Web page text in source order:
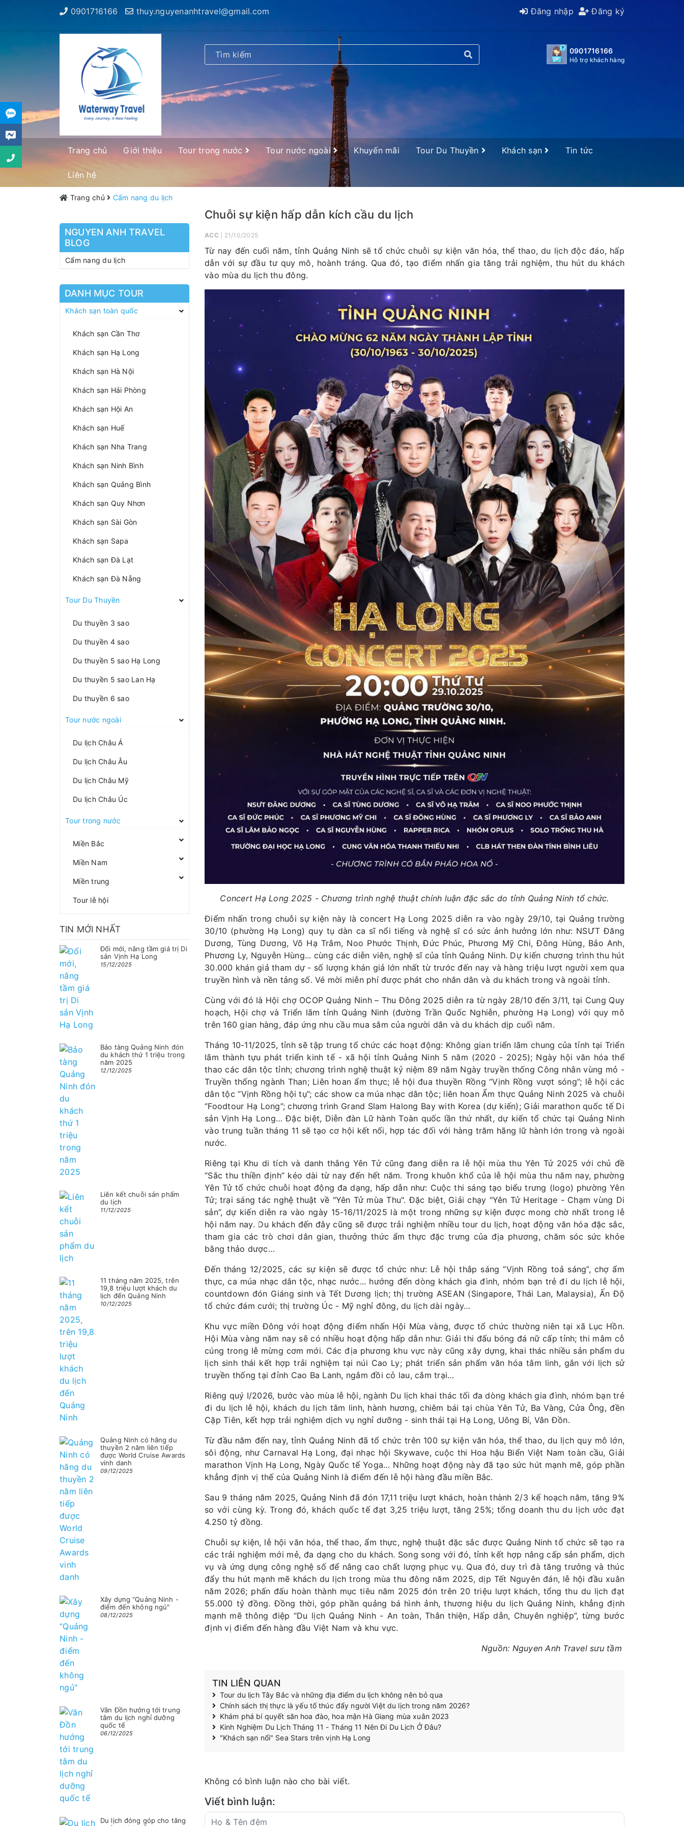
0901716166 thuy.nguyenanhtravel@gmail.com Đăng nhập Đăng ký
0901716166
Hỗ trợ khách hàng
Trang chủ Giới thiệu Tour trong nước Tour nước ngoài Khuyến mãi Tour Du Thuyền Khách sạn Tin tức
Liên hệ
Trang chủ Cẩm nang du lịch
NGUYEN ANH TRAVEL
BLOG
Cẩm nang du lịch
DANH MỤC TOUR
Khách sạn toàn quốc
Khách sạn Cần Thơ
Khách sạn Hạ Long
Khách sạn Hà Nội
Khách sạn Hải Phòng
Khách sạn Hội An
Khách sạn Huế
Khách sạn Nha Trang
Khách sạn Ninh Bình
Khách sạn Quảng Bình
Khách sạn Quy Nhơn
Khách sạn Sài Gòn
Khách sạn Sapa
Khách sạn Đà Lạt
Khách sạn Đà Nẵng
Tour Du Thuyền
Du thuyền 3 sao
Du thuyền 4 sao
Du thuyền 5 sao Hạ Long
Du thuyền 5 sao Lan Hạ
Du thuyền 6 sao
Tour nước ngoài
Du lịch Châu Á
Du lịch Châu Âu
Du lịch Châu Mỹ
Du lịch Châu Úc
Tour trong nước
Miền Bắc
Miền Nam
Miền trung
Tour lễ hội
TIN MỚI NHẤT
Đổi mới, nâng tầm giá trị Di
sản Vịnh Hạ Long
15/12/2025
Bảo tàng Quảng Ninh đón
du khách thứ 1 triệu trong
năm 2025
12/12/2025
Liên kết chuỗi sản phẩm
du lịch
11/12/2025
11 tháng năm 2025, trên
19,8 triệu lượt khách du
lịch đến Quảng Ninh
10/12/2025
Quảng Ninh có hãng du
thuyền 2 năm liên tiếp
được World Cruise Awards
vinh danh
09/12/2025
Xây dựng “Quảng Ninh -
điểm đến không ngủ"
08/12/2025
Vân Đồn hướng tới trung
tâm du lịch nghỉ dưỡng
quốc tế
06/12/2025
Du lịch đóng góp cho tăng
Chuỗi sự kiện hấp dẫn kích cầu du lịch
ACC | 21/10/2025
Từ nay đến cuối năm, tỉnh Quảng Ninh sẽ tổ chức chuỗi sự kiện văn hóa, thể thao, du lịch độc đáo, hấp
dẫn với sự đầu tư quy mô, hoành tráng. Qua đó, tạo điểm nhấn gia tăng trải nghiệm, thu hút du khách
vào mùa du lịch thu đông.
Concert Hạ Long 2025 - Chương trình nghệ thuật chính luận đặc sắc do tỉnh Quảng Ninh tổ chức.
Điểm nhấn trong chuỗi sự kiện này là concert Hạ Long 2025 diễn ra vào ngày 29/10, tại Quảng trường
30/10 (phường Hạ Long) quy tụ dàn ca sĩ nổi tiếng và nghệ sĩ có sức ảnh hưởng lớn như: NSƯT Đăng
Dương, Tùng Dương, Võ Hạ Trâm, Noo Phước Thịnh, Đức Phúc, Phương Mỹ Chi, Đông Hùng, Bảo Anh,
Phương Ly, Nguyễn Hùng... cùng các diễn viên, nghệ sĩ của tỉnh Quảng Ninh. Dự kiến chương trình thu hút
30.000 khán giả tham dự - số lượng khán giả lớn nhất từ trước đến nay và hàng triệu lượt người xem qua
truyền hình và nền tảng số. Vé mời miễn phí được phát cho nhân dân và du khách trong và ngoài tỉnh.
Cùng với đó là Hội chợ OCOP Quảng Ninh – Thu Đông 2025 diễn ra từ ngày 28/10 đến 3/11, tại Cung Quy
hoạch, Hội chợ và Triển lãm tỉnh Quảng Ninh (đường Trần Quốc Nghiễn, phường Hạ Long) với quy mô
trên 160 gian hàng, đáp ứng nhu cầu mua sắm của người dân và du khách dịp cuối năm.
Tháng 10-11/2025, tỉnh sẽ tập trung tổ chức các hoạt động: Không gian triển lãm chung của tỉnh tại Triển
lãm thành tựu phát triển kinh tế - xã hội tỉnh Quảng Ninh 5 năm (2020 - 2025); Ngày hội văn hóa thể
thao các dân tộc tỉnh; chương trình nghệ thuật kỷ niệm 89 năm Ngày truyền thống Công nhân vùng mỏ -
Truyền thống ngành Than; Liên hoan ẩm thực; lễ hội đua thuyền Rồng “Vịnh Rồng vượt sóng”; lễ hội các
dân tộc “Vịnh Rồng hội tụ”; các show ca múa nhạc dân tộc; liên hoan Ẩm thực Quảng Ninh 2025 và chuỗi
“Foodtour Hạ Long”; chương trình Grand Slam Halong Bay with Korea (dự kiến); Giải marathon quốc tế Di
sản Vịnh Hạ Long… Đặc biệt, Diễn đàn Lữ hành Toàn quốc lần thứ nhất, dự kiến tổ chức tại Quảng Ninh
vào trung tuần tháng 11 sẽ tạo cơ hội kết nối, hợp tác đối với hàng trăm hãng lữ hành lớn trong và ngoài
nước.
Riêng tại Khu di tích và danh thắng Yên Tử cũng đang diễn ra lễ hội mùa thu Yên Tử 2025 với chủ đề
“Sắc thu thiền định” kéo dài từ nay đến hết năm. Trong khuôn khổ của lễ hội mùa thu năm nay, phường
Yên Tử tổ chức chuỗi hoạt động đa dạng, hấp dẫn như: Cuộc thi sáng tạo biểu trưng (logo) phường Yên
Tử; trại sáng tác nghệ thuật về "Yên Tử mùa Thu". Đặc biệt, Giải chạy "Yên Tử Heritage - Chạm vùng Di
sản”, dự kiến diễn ra vào ngày 15-16/11/2025 là một trong những sự kiện được mong chờ nhất trong lễ
hội năm nay. Du khách đến đây cũng sẽ được trải nghiệm nhiều tour du lịch, hoạt động văn hóa đặc sắc,
tham gia các trò chơi dân gian, thưởng thức ẩm thực đặc trưng của địa phương, chăm sóc sức khỏe
bằng thảo dược…
Đến tháng 12/2025, các sự kiện sẽ được tổ chức như: Lễ hội thắp sáng “Vịnh Rồng toả sáng”, chợ ẩm
thực, ca múa nhạc dân tộc, nhạc nước... hướng đến dòng khách gia đình, nhóm bạn trẻ đi du lịch lễ hội,
countdown đón Giáng sinh và Tết Dương lịch; thị trường ASEAN (Singapore, Thái Lan, Malaysia), Ấn Độ
tổ chức đám cưới; thị trường Úc - Mỹ nghỉ đông, du lịch dài ngày…
Khu vực miền Đông với hoạt động điểm nhấn Hội Mùa vàng, được tổ chức thường niên tại xã Lục Hồn.
Hội Mùa vàng năm nay sẽ có nhiều hoạt động hấp dẫn như: Giải thi đấu bóng đá nữ cấp tỉnh; thi mâm cỗ
cúng trong lễ mừng cơm mới. Các địa phương khu vực này cũng xây dựng, khai thác nhiều sản phẩm du
lịch sinh thái kết hợp trải nghiệm tại núi Cao Ly; phát triển sản phẩm văn hóa tâm linh, gắn với lịch sử
truyền thống tại đỉnh Cao Ba Lanh, ngắm đồi cỏ lau, cắm trại…
Riêng quý I/2026, bước vào mùa lễ hội, ngành Du lịch khai thác tối đa dòng khách gia đình, nhóm bạn trẻ
đi du lịch lễ hội, khách du lịch tâm linh, hành hương, chiêm bái tại chùa Yên Tử, Ba Vàng, Cửa Ông, đền
Cặp Tiên, kết hợp trải nghiệm dịch vụ nghỉ dưỡng - sinh thái tại Hạ Long, Uông Bí, Vân Đồn.
Từ đầu năm đến nay, tỉnh Quảng Ninh đã tổ chức trên 100 sự kiện văn hóa, thể thao, du lịch quy mô lớn,
sôi động, như Carnaval Hạ Long, đại nhạc hội Skywave, cuộc thi Hoa hậu Biển Việt Nam toàn cầu, Giải
marathon Vịnh Hạ Long, Ngày Quốc tế Yoga… Những hoạt động này đã tạo sức hút mạnh mẽ, góp phần
khẳng định vị thế của Quảng Ninh là điểm đến lễ hội hàng đầu miền Bắc.
Sau 9 tháng năm 2025, Quảng Ninh đã đón 17,11 triệu lượt khách, hoàn thành 2/3 kế hoạch năm, tăng 9%
so với cùng kỳ. Trong đó, khách quốc tế đạt 3,25 triệu lượt, tăng 25%; tổng doanh thu du lịch ước đạt
4.250 tỷ đồng.
Chuỗi sự kiện, lễ hội văn hóa, thể thao, ẩm thực, nghệ thuật đặc sắc được Quảng Ninh tổ chức sẽ tạo ra
các trải nghiệm mới mẻ, đa dạng cho du khách. Song song với đó, tỉnh kết hợp nâng cấp sản phẩm, dịch
vụ và ứng dụng công nghệ số để nâng cao chất lượng phục vụ. Qua đó, duy trì đà tăng trưởng và thúc
đẩy thu hút mạnh mẽ khách du lịch trong mùa thu đông năm 2025, dịp Tết Nguyên đán, lễ hội đầu xuân
năm 2026; phấn đấu hoàn thành mục tiêu năm 2025 đón trên 20 triệu lượt khách, tổng thu du lịch đạt
55.000 tỷ đồng. Đồng thời, góp phần quảng bá hình ảnh, thương hiệu du lịch Quảng Ninh, khẳng định
mạnh mẽ thông điệp “Du lịch Quảng Ninh - An toàn, Thân thiện, Hấp dẫn, Chuyên nghiệp”, từng bước
định vị điểm đến hàng đầu Việt Nam và khu vực.
Nguồn: Nguyen Anh Travel sưu tầm
TIN LIÊN QUAN
Tour du lịch Tây Bắc và những địa điểm du lịch không nên bỏ qua
Chính sách thị thực là yếu tố thúc đẩy người Việt du lịch trong năm 2026?
Khám phá bí quyết săn hoa đào, hoa mận Hà Giang mùa xuân 2023
Kinh Nghiệm Du Lịch Tháng 11 - Tháng 11 Nên Đi Du Lịch Ở Đâu?
"Khách sạn nổi" Sea Stars trên vịnh Hạ Long
Không có bình luận nào cho bài viết.
Viết bình luận: